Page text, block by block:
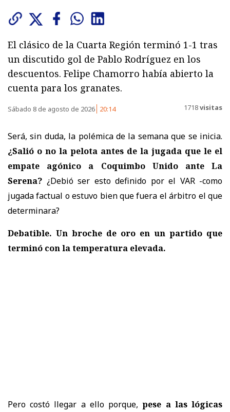
El clásico de la Cuarta Región terminó 1-1 tras
un discutido gol de Pablo Rodríguez en los
descuentos. Felipe Chamorro había abierto la
cuenta para los granates.
Sábado 8 de agosto de 2026 20:14 1718visitas
Será, sin duda, la polémica de la semana que se inicia.
¿Salió o no la pelota antes de la jugada que le el
empate agónico a Coquimbo Unido ante La
Serena? ¿Debió ser esto definido por el VAR -como
jugada factual o estuvo bien que fuera el árbitro el que
determinara?
Debatible. Un broche de oro en un partido que
terminó con la temperatura elevada.
Pero costó llegar a ello porque,pese a las lógicas